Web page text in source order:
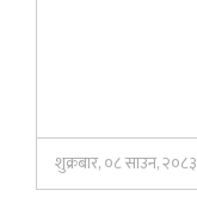
शुक्रबार, ०८ साउन, २०८३